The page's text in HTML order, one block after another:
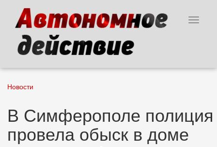
основному
содержанию
Toggle
Новости
В Симферополе полиция
провела обыск в доме